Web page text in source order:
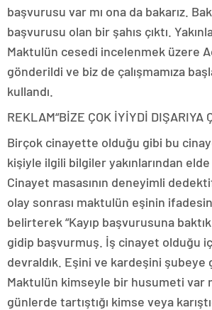
başvurusu var mı ona da bakarız.
başvurusu olan bir şahıs çıktı.
Maktulün cesedi incelenmek üzere
gönderildi ve biz de çalışmamıza
kullandı.
REKLAM“BİZE ÇOK İYİYDİ DIŞARIYA
Birçok cinayette olduğu gibi bu
kişiyle ilgili bilgiler yakınlarından
Cinayet masasının deneyimli
olay sonrası maktulün eşinin
belirterek “Kayıp başvurusuna
gidip başvurmuş. İş cinayet olduğu
devraldık. Eşini ve kardeşini şubeye
Maktulün kimseyle bir husumeti var
günlerde tartıştığı kimse veya